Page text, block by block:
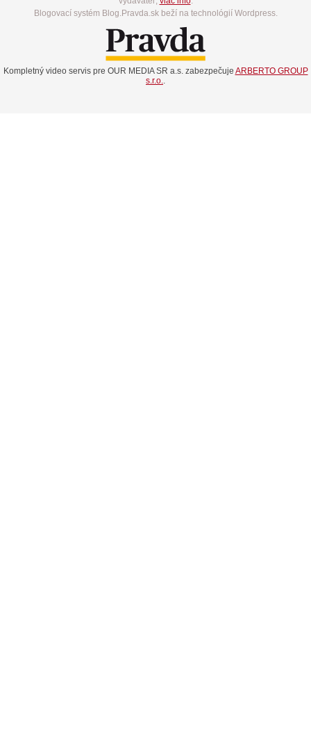
Blogovací systém Blog.Pravda.sk beží na technológií Wordpress.
Kompletný video servis pre OUR MEDIA SR a.s. zabezpečuje ARBERTO GROUP
s.r.o..